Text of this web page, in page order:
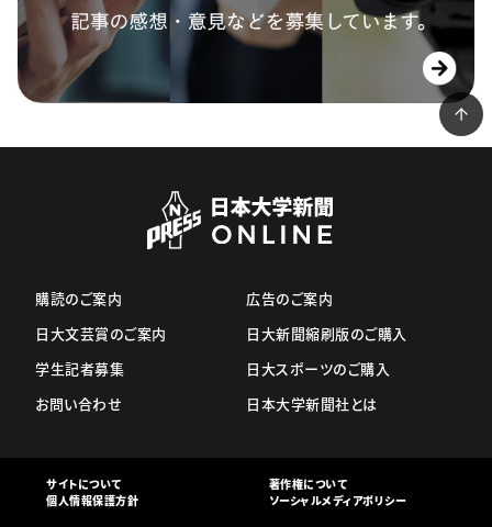
購読のご案内
日大文芸賞のご案内
学生記者募集
お問い合わせ
広告のご案内
日大新聞縮刷版のご購入
日大スポーツのご購入
日本大学新聞社とは
サイトについて
著作権について
個人情報保護方針
ソーシャルメディアポリシー